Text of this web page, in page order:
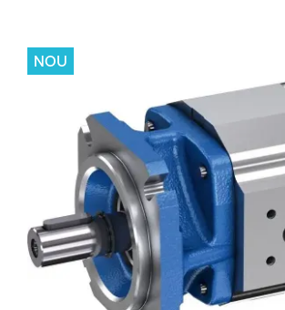
NOU